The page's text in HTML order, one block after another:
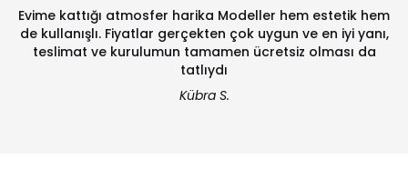
Evime kattığı atmosfer harika Modeller hem estetik hem
de kullanışlı. Fiyatlar gerçekten çok uygun ve en iyi yanı,
teslimat ve kurulumun tamamen ücretsiz olması da
tatlıydı
Kübra S.